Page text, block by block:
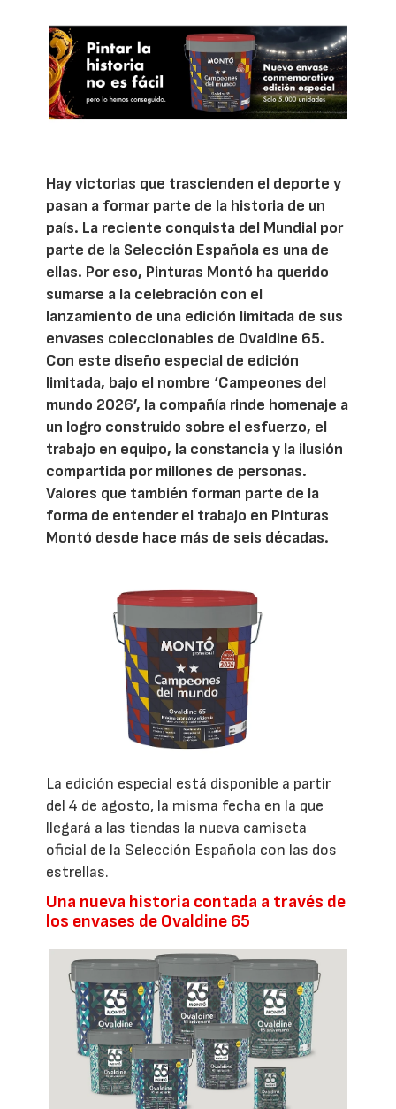
Hay victorias que trascienden el deporte y
pasan a formar parte de la historia de un
país. La reciente conquista del Mundial por
parte de la Selección Española es una de
ellas. Por eso, Pinturas Montó ha querido
sumarse a la celebración con el
lanzamiento de una edición limitada de sus
envases coleccionables de Ovaldine 65.
Con este diseño especial de edición
limitada, bajo el nombre ‘Campeones del
mundo 2026’, la compañía rinde homenaje a
un logro construido sobre el esfuerzo, el
trabajo en equipo, la constancia y la ilusión
compartida por millones de personas.
Valores que también forman parte de la
forma de entender el trabajo en Pinturas
Montó desde hace más de seis décadas.
La edición especial está disponible a partir
del 4 de agosto, la misma fecha en la que
llegará a las tiendas la nueva camiseta
oficial de la Selección Española con las dos
estrellas.
Una nueva historia contada a través de
los envases de Ovaldine 65